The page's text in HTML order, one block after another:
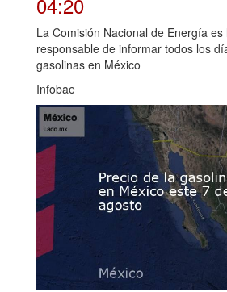
La Comisión Nacional de Energía es
responsable de informar todos los
gasolinas en México
Infobae